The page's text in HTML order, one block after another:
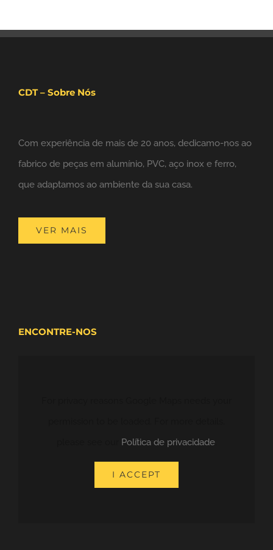
CDT – Sobre Nós
Com experiência de mais de 20 anos, dedicamo-nos ao
fabrico de peças em alumínio, PVC, aço inox e ferro,
que adaptamos ao ambiente da sua casa.
VER MAIS
ENCONTRE-NOS
Política de privacidade.
I ACCEPT